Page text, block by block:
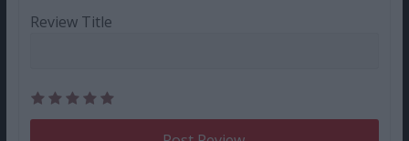
Review Title